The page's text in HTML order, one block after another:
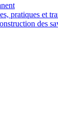
pratiques et
des